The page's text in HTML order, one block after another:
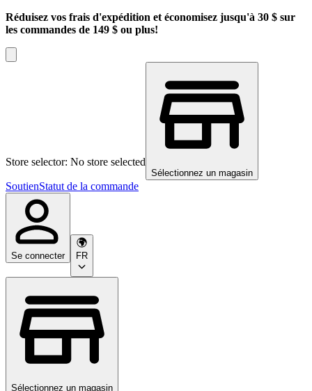
Réduisez vos frais d'expédition et économisez jusqu'à 30 $ sur
les commandes de 149 $ ou plus!
Store selector: No store selected
Sélectionnez un magasin
SoutienStatut de la commande
Se connecter FR
Sélectionnez un magasin